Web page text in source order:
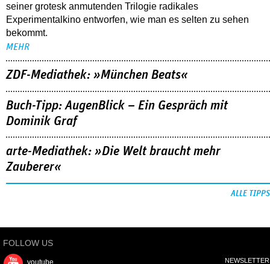
seiner grotesk anmutenden Trilogie radikales
Experimentalkino entworfen, wie man es selten zu sehen
bekommt.
MEHR
ZDF-Mediathek: »München Beats«
Buch-Tipp: AugenBlick – Ein Gespräch mit
Dominik Graf
arte-Mediathek: »Die Welt braucht mehr
Zauberer«
ALLE TIPPS
FOLLOW US
NEWSLETTER